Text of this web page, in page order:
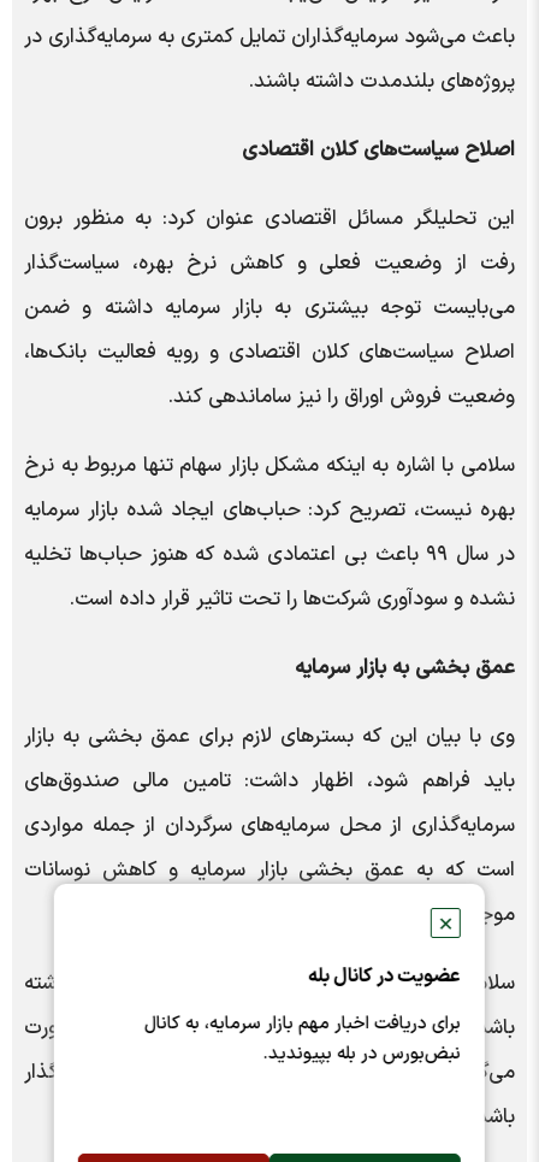
✕
عضویت در کانال بله
برای دریافت اخبار مهم بازار سرمایه، به کانال
نبض‌بورس در بله بپیوندید.
باعث می‌شود سرمایه‌گذاران تمایل کمتری به سرمایه‌گذاری در
پروژه‌های بلندمدت داشته باشند.
اصلاح سیاست‌های کلان اقتصادی
این تحلیلگر مسائل اقتصادی عنوان کرد: به منظور برون
رفت از وضعیت فعلی و کاهش نرخ بهره، سیاست‌گذار
می‌بایست توجه بیشتری به بازار سرمایه داشته و ضمن
اصلاح سیاست‌های کلان اقتصادی و رویه فعالیت بانک‌ها،
وضعیت فروش اوراق را نیز ساماندهی کند.
سلامی با اشاره به اینکه مشکل بازار سهام تنها مربوط به نرخ
بهره نیست، تصریح کرد: حباب‌های ایجاد شده بازار سرمایه
در سال ۹۹ باعث بی اعتمادی‌ شده که هنوز حباب‌ها تخلیه
نشده و سودآوری شرکت‌ها را تحت تاثیر قرار داده است.
عمق بخشی به بازار سرمایه
وی با بیان این که بسترهای لازم برای عمق بخشی به بازار
باید فراهم شود، اظهار داشت: تامین مالی صندوق‌های
سرمایه‌گذاری از محل سرمایه‌های سرگردان از جمله مواردی
است که به عمق بخشی بازار سرمایه و کاهش نوسانات
موجود کمک قابل توجهی می‌کند.
سلامی خاطرنشان کرد: هرچه بازار عمق بیش‌تری داشته
باشد، خرید و فروش در آن با سهولت بیشتری صورت
می‌گیرد و رفتارهای هیجانی نمی‌تواند بر کلیت روند تأثیرگذار
باشد.